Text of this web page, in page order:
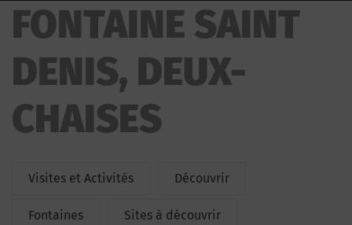
FONTAINE SAINT
DENIS, DEUX-
CHAISES
Visites et Activités Découvrir
Fontaines Sites à découvrir